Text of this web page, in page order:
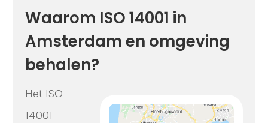
Waarom ISO 14001 in
Amsterdam en omgeving
behalen?
Het ISO
14001